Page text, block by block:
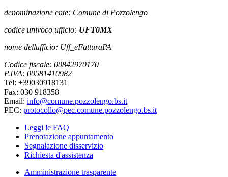
denominazione ente: Comune di Pozzolengo
codice univoco ufficio: UFT0MX
nome dellufficio: Uff_eFatturaPA
Codice fiscale: 00842970170
P.IVA: 00581410982
Tel: +39030918131
Fax: 030 918358
Email: info@comune.pozzolengo.bs.it
PEC: protocollo@pec.comune.pozzolengo.bs.it
Leggi le FAQ
Prenotazione appuntamento
Segnalazione disservizio
Richiesta d'assistenza
Amministrazione trasparente